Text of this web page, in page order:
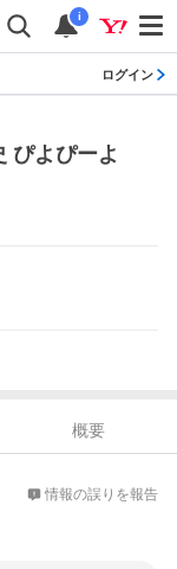
i
ログイン
ぴよぴーよ
概要
情報の誤りを報告